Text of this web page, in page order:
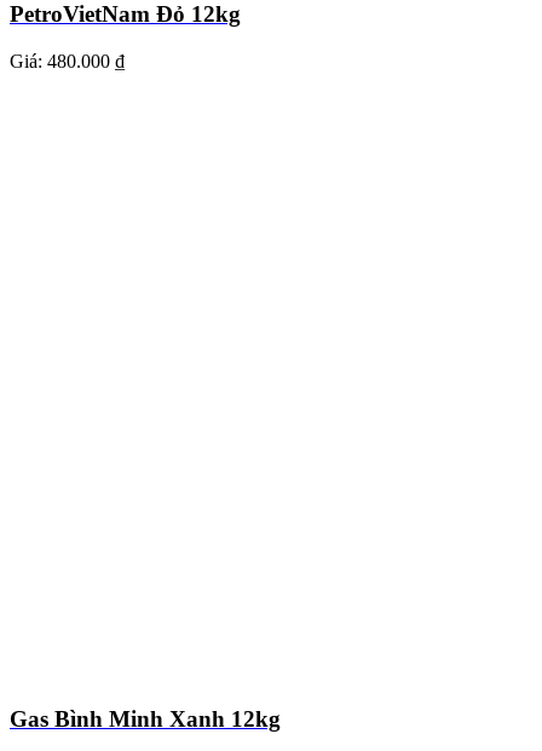
PetroVietNam Đỏ 12kg
Giá: 480.000 ₫
Gas Bình Minh Xanh 12kg